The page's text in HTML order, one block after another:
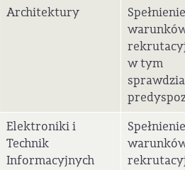
Architektury
Spełnienie
w tym
Elektroniki i
Technik
Informacyjnych
Spełnienie